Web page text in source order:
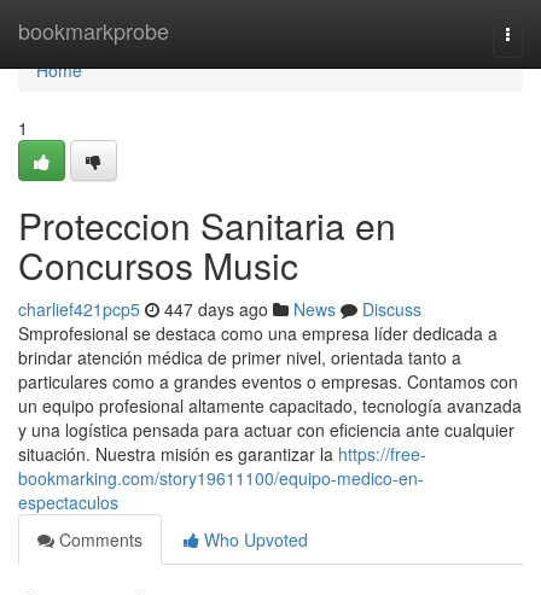
bookmarkprobe
Home
Home
1
Proteccion Sanitaria en
Concursos Music
charlief421pcp5 447 days ago News
Discuss
Smprofesional se destaca como una empresa líder dedicada a
brindar atención médica de primer nivel, orientada tanto a
particulares como a grandes eventos o empresas. Contamos con
un equipo profesional altamente capacitado, tecnología avanzada
y una logística pensada para actuar con eficiencia ante cualquier
situación. Nuestra misión es garantizar la https://free-
bookmarking.com/story19611100/equipo-medico-en-
espectaculos
Comments
Who Upvoted